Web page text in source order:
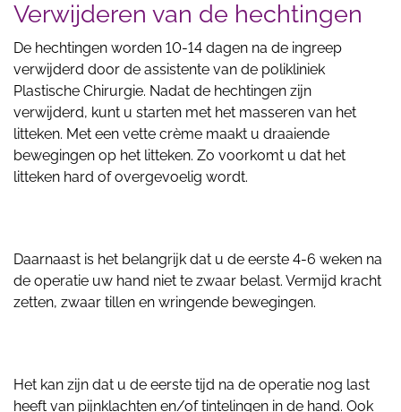
Verwijderen van de hechtingen
De hechtingen worden 10-14 dagen na de ingreep
verwijderd door de assistente van de polikliniek
Plastische Chirurgie. Nadat de hechtingen zijn
verwijderd, kunt u starten met het masseren van het
litteken. Met een vette crème maakt u draaiende
bewegingen op het litteken. Zo voorkomt u dat het
litteken hard of overgevoelig wordt.
Daarnaast is het belangrijk dat u de eerste 4-6 weken na
de operatie uw hand niet te zwaar belast. Vermijd kracht
zetten, zwaar tillen en wringende bewegingen.
Het kan zijn dat u de eerste tijd na de operatie nog last
heeft van pijnklachten en/of tintelingen in de hand. Ook